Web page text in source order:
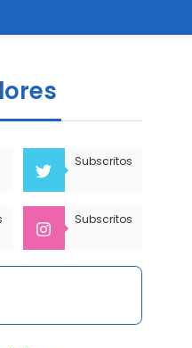
Subscritos
Subscritos